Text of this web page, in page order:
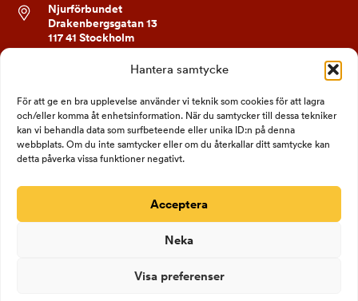
Hantera samtycke
För att ge en bra upplevelse använder vi teknik som cookies för att lagra
och/eller komma åt enhetsinformation. När du samtycker till dessa tekniker
kan vi behandla data som surfbeteende eller unika ID:n på denna
webbplats. Om du inte samtycker eller om du återkallar ditt samtycke kan
detta påverka vissa funktioner negativt.
Acceptera
Neka
Visa preferenser
Njurförbundet
Drakenbergsgatan 13
117 41 Stockholm
Org nr: 802006-1332